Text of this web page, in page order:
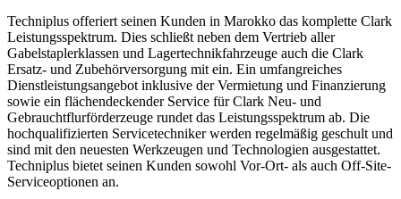
Techniplus offeriert seinen Kunden in Marokko das komplette Clark
Leistungsspektrum. Dies schließt neben dem Vertrieb aller
Gabelstaplerklassen und Lagertechnikfahrzeuge auch die Clark
Ersatz- und Zubehörversorgung mit ein. Ein umfangreiches
Dienstleistungsangebot inklusive der Vermietung und Finanzierung
sowie ein flächendeckender Service für Clark Neu- und
Gebrauchtflurförderzeuge rundet das Leistungsspektrum ab. Die
hochqualifizierten Servicetechniker werden regelmäßig geschult und
sind mit den neuesten Werkzeugen und Technologien ausgestattet.
Techniplus bietet seinen Kunden sowohl Vor-Ort- als auch Off-Site-
Serviceoptionen an.